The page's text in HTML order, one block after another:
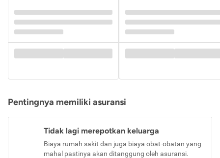
Pentingnya memiliki asuransi
Tidak lagi merepotkan keluarga
Biaya rumah sakit dan juga biaya obat-obatan yang
mahal pastinya akan ditanggung oleh asuransi.